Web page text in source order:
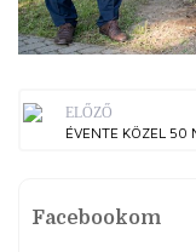
ELŐZŐ
ÉVENTE KÖZEL 50
Facebookom